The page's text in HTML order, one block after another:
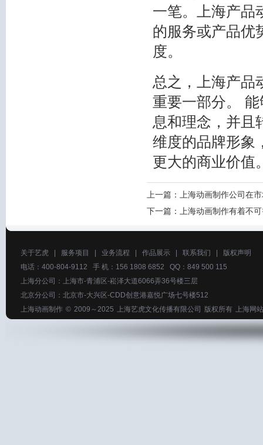
一笔。上海产品
的服务或产品优
度。
总之，上海产品
重要一部分。
息和理念，并且
维度的品牌形象
更大的商业价值
上一篇：
上海动画制作公司在
下一篇：
上海动画制作有着不
关于艺虎 服务项目 业务流程 作品展示 联系我们
版权声明
电话：400-804-9112 手 机：156 1808 6852 QQ：849 500 115
上海分公司：上海市-青浦区-崧泽大道6066弄36号楼三层
北京分公司：北京市-大兴区-CDD创意港嘉悦广场七号楼512
上海动画制作 © 2009～2025 上海艺虎文化传播有限公司 版权所有 上海网